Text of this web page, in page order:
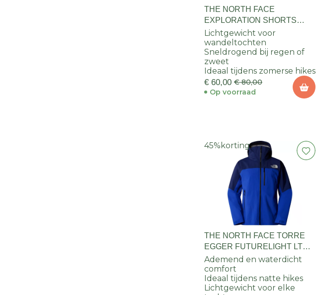
THE NORTH FACE
EXPLORATION SHORTS
HEREN
Lichtgewicht voor
wandeltochten
Sneldrogend bij regen of
zweet
Ideaal tijdens zomerse hikes
€ 60,00 € 80,00
Op voorraad
45% korting
THE NORTH FACE TORRE
EGGER FUTURELIGHT LT
JACKET HEREN
Ademend en waterdicht
comfort
Ideaal tijdens natte hikes
Lichtgewicht voor elke